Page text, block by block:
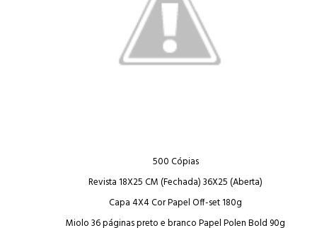
500 Cópias
Revista 18X25 CM (Fechada) 36X25 (Aberta)
Capa 4X4 Cor Papel Off-set 180g
Miolo 36 páginas preto e branco Papel Polen Bold 90g